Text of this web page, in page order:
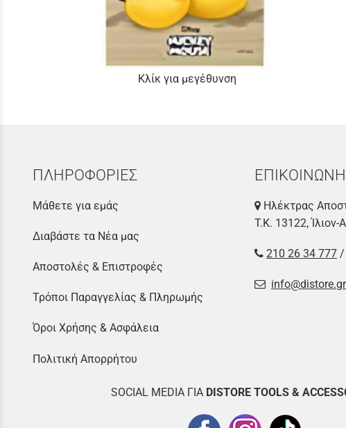
Κλίκ για μεγέθυνση
ΠΛΗΡΟΦΟΡΙΕΣ
Μάθετε για εμάς
Διαβάστε τα Νέα μας
Αποστολές & Επιστροφές
Τρόποι Παραγγελίας & Πληρωμής
Όροι Χρήσης & Ασφάλεια
Πολιτική Απορρήτου
Ηλέκτρας
Τ.Κ. 13122, Ίλιον-
210 26 34 777 /
info@distore.gr
SOCIAL MEDIA ΓΙΑ DISTORE TOOLS &